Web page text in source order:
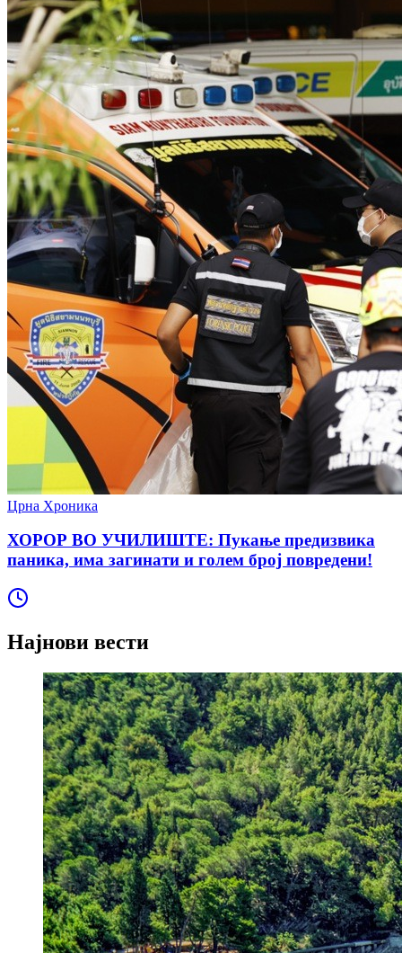
Црна Хроника
ХОРОР ВО УЧИЛИШТЕ: Пукање предизвика
паника, има загинати и голем број повредени!
Најнови вести